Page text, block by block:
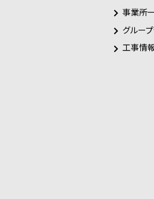
事業所
グルー
工事情